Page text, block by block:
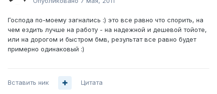
Господа по-моему загнались :) это все равно что спорить, на
чем ездить лучше на работу - на надежной и дешевой тойоте,
или на дорогом и быстром бмв, результат все равно будет
примерно одинаковый :)
Вставить ник Цитата